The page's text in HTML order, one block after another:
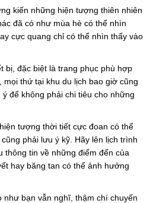
kiến những hiện tượng thiên nhiên
đã có như mùa hè có thể nhìn
cực quang chỉ có thể nhìn thấy vào
bị, đặc biệt là trang phục phù hợp
thứ tại khu du lịch bao giờ cũng
để không phải chi tiêu cho những
tượng thời tiết cực đoan có thể
phải lưu ý kỹ. Hãy lên lịch trình
thông tin về những điểm đến của
hay băng tan có thể ảnh hưởng
như bạn vẫn nghĩ, thậm chí chuyến